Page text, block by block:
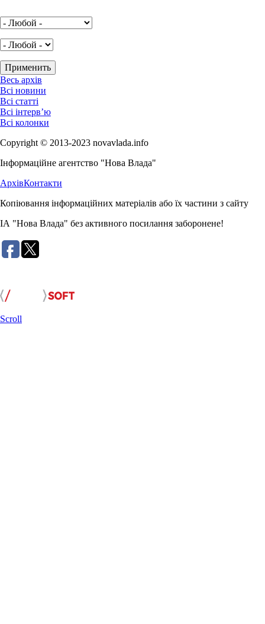
Весь архів
Всі новини
Всі статті
Всі інтерв’ю
Всі колонки
Copyright © 2013-2023 novavlada.info
Інформаційне агентство "Нова Влада"
АрхівКонтакти
Копіювання інформаційних матеріалів або їх частини з сайту
ІА "Нова Влада" без активного посилання заборонене!
Scroll